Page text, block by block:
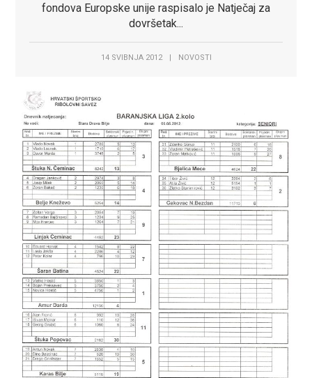
fondova Europske unije raspisalo je Natječaj za
dovršetak...
14 SVIBNJA 2012 | NOVOSTI